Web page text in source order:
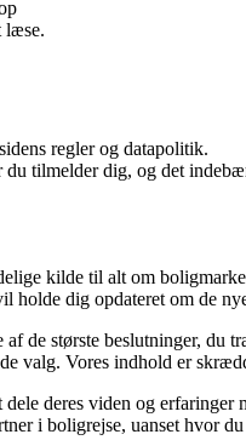
læse.
regler og datapolitik.
tilmelder dig, og det
kilde til alt om
dig opdateret om de
de største beslutninger, du
valg. Vores indhold er
dele deres viden og
i boligrejse, uanset hvor du